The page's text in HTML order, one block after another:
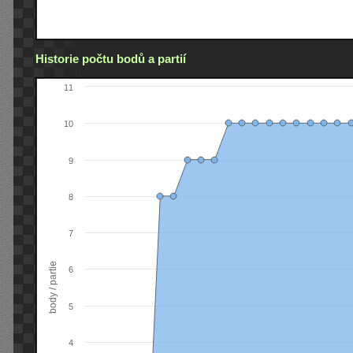
Historie počtu bodů a partií
body / partie
4
5
6
7
8
9
10
11